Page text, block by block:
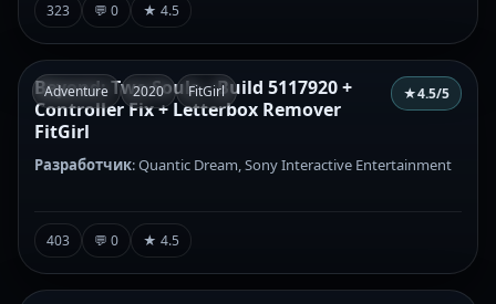
323 💬 0 ★ 4.5
Adventure 2020 FitGirl
Beyond: Two Souls – Build 5117920 +
Controller Fix + Letterbox Remover
FitGirl
★4.5/5
Разработчик: Quantic Dream, Sony Interactive Entertainment
403 💬 0 ★ 4.5